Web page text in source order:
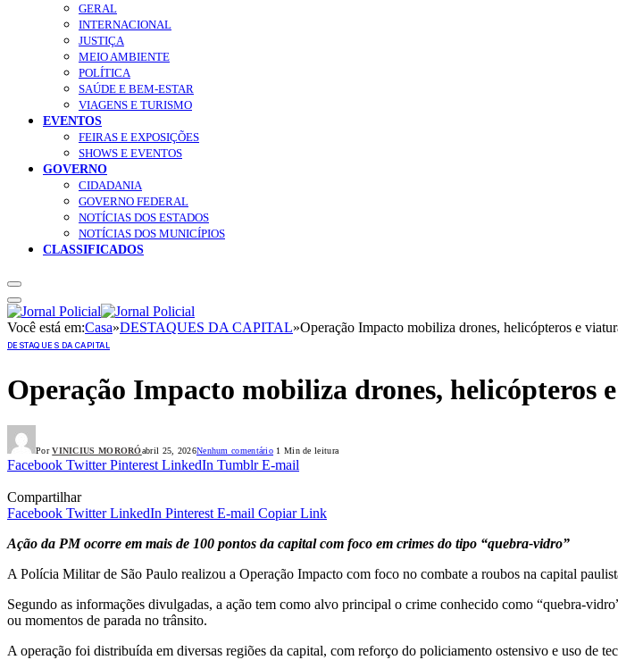
GERAL
INTERNACIONAL
JUSTIÇA
MEIO AMBIENTE
POLÍTICA
SAÚDE E BEM-ESTAR
VIAGENS E TURISMO
EVENTOS
FEIRAS E EXPOSIÇÕES
SHOWS E EVENTOS
GOVERNO
CIDADANIA
GOVERNO FEDERAL
NOTÍCIAS DOS ESTADOS
NOTÍCIAS DOS MUNICÍPIOS
CLASSIFICADOS
Você está em:Casa»DESTAQUES DA CAPITAL»Operação Impacto mobiliza drones, helicópteros e
DESTAQUES DA CAPITAL
Operação Impacto mobiliza drones, helicópteros
Por VINICIUS MORORÓabril 25, 2026Nenhum comentário 1 Min de leitura
Facebook Twitter Pinterest LinkedIn Tumblr E-mail
Compartilhar
Facebook Twitter LinkedIn Pinterest E-mail Copiar Link
Ação da PM ocorre em mais de 100 pontos da capital com foco em crimes do tipo “quebra-vidro”
A Polícia Militar de São Paulo realizou a Operação Impacto com foco no combate a roubos na capital
Segundo as informações divulgadas, a ação tem como alvo principal o crime conhecido como “quebra-
ou momentos de parada no trânsito.
A operação foi distribuída em diversas regiões da capital, com reforço do policiamento ostensivo e uso de